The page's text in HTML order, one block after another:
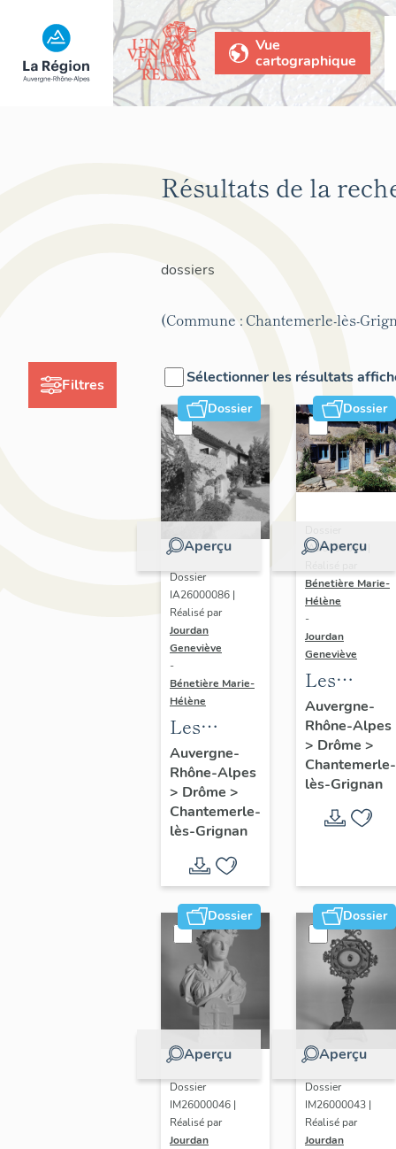
Vue
cartographique
Filtres
Résultats de la
dossiers
(Commune : Chantemerle-lès-
Sélectionner les résultats
Dossier
Aperçu
Dossier
IA26000086 |
Réalisé par
Jourdan
Geneviève
-
Bénetière Marie-
Hélène
Les
fermes de
la
commune
de
Chantemerle-
lès-
Grignan
Auvergne-
Rhône-Alpes
> Drôme >
Chantemerle-
lès-Grignan
Dossier
Aperçu
IA26000085 |
Bénetière Marie-
Hélène
-
Jourdan
Geneviève
Les
maisons
de la
commune
de
lès-
Auvergne-
Rhône-Alpes
> Drôme >
Chantemerle-
lès-Grignan
Dossier
Aperçu
Dossier
IM26000046 |
Réalisé par
Jourdan
Dossier
Aperçu
Dossier
IM26000043 |
Réalisé par
Jourdan